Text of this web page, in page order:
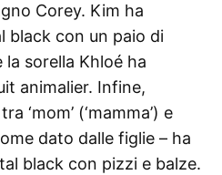
Corey. Kim ha
black con un paio di
sorella Khloé ha
animalier. Infine,
‘mom’ (‘mamma’) e
dato dalle figlie – ha
black con pizzi e balze.